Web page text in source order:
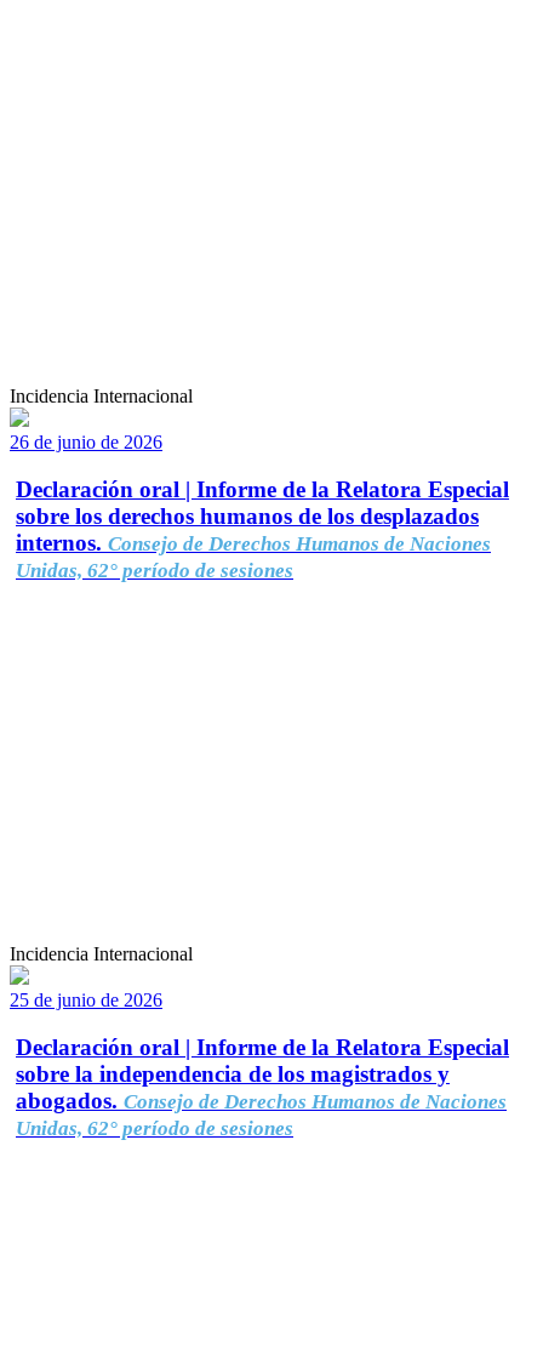
Incidencia Internacional
26 de junio de 2026
Declaración oral | Informe de la Relatora Especial
sobre los derechos humanos de los desplazados
internos. Consejo de Derechos Humanos de Naciones
Unidas, 62° período de sesiones
Incidencia Internacional
25 de junio de 2026
Declaración oral | Informe de la Relatora Especial
sobre la independencia de los magistrados y
abogados. Consejo de Derechos Humanos de Naciones
Unidas, 62° período de sesiones